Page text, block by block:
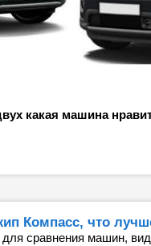
какая машина
Компасс, что
сравнения машин,